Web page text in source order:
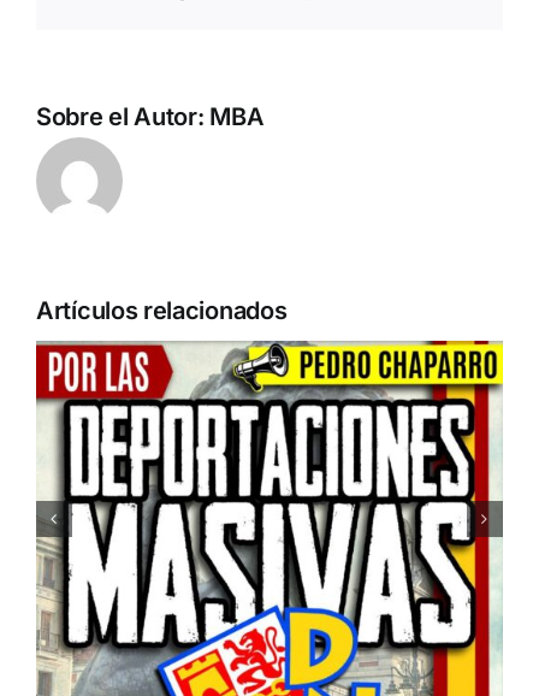
Sobre el Autor: MBA
Artículos relacionados
Acto en Barcelona: España y
Serbia contra el separatismo
globalista
11 DE SEPTIEMBRE: DN EN BARCELONA